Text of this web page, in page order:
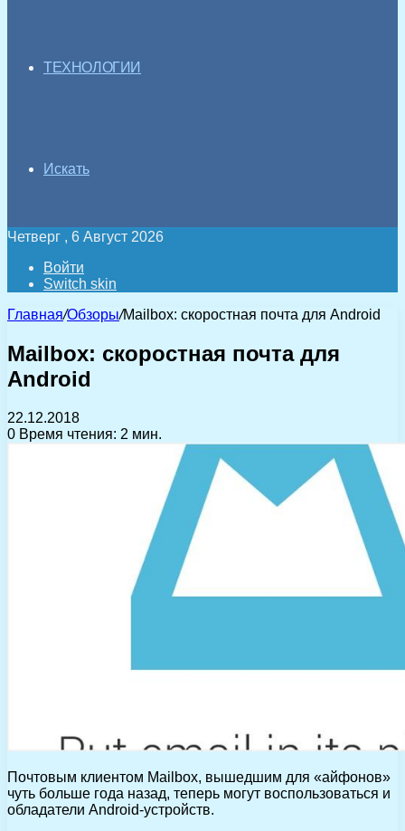
ТЕХНОЛОГИИ
Искать
Четверг , 6 Август 2026
Войти
Switch skin
Главная/Обзоры/Mailbox: скоростная почта для Android
Mailbox: скоростная почта для
Android
22.12.2018
0 Время чтения: 2 мин.
Почтовым клиентом Mailbox, вышедшим для «айфонов»
чуть больше года назад, теперь могут воспользоваться и
обладатели Android-устройств.